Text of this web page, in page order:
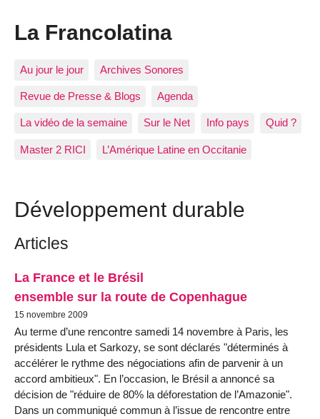
La Francolatina
Au jour le jour Archives Sonores
Revue de Presse & Blogs Agenda
La vidéo de la semaine Sur le Net Info pays Quid ?
Master 2 RICI L’Amérique Latine en Occitanie
Développement durable
Articles
La France et le Brésil
ensemble sur la route de Copenhague
15 novembre 2009
Au terme d’une rencontre samedi 14 novembre à Paris, les
présidents Lula et Sarkozy, se sont déclarés "déterminés à
accélérer le rythme des négociations afin de parvenir à un
accord ambitieux". En l’occasion, le Brésil a annoncé sa
décision de "réduire de 80% la déforestation de l’Amazonie".
Dans un communiqué commun à l’issue de rencontre entre